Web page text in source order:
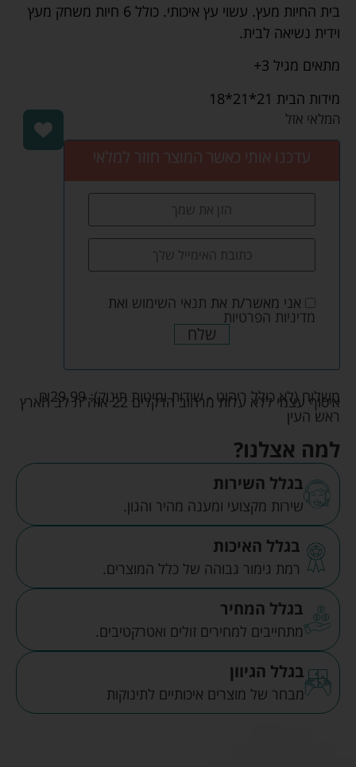
בית החיות מעץ. עשוי עץ איכותי. כולל 6 חיות משחק מעץ
וידית נשיאה לבית.
מתאים מגיל 3+
מידות הבית 21*21*18
המלאי אזל
עדכנו אותי כאשר המוצר חוזר למלאי
אני מאשר/ת את תנאי השימוש ואת
מדיניות הפרטיות
שלח
משלוח (לא כולל ריהוט - שידות ומיטות תינוק): ₪29.99
איסוף עצמי ללא עלות מרחוב הדקלים 22 אזה"ת לב הארץ
ראש העין
למה אצלנו?
בגלל השירות
שירות מקצועי ומענה מהיר והגון.
בגלל האיכות
רמת גימור גבוהה של כלל המוצרים.
בגלל המחיר
מתחייבים למחירים זולים ואטרקטיבים.
בגלל הגיוון
מבחר של מוצרים איכותיים לתינוקות